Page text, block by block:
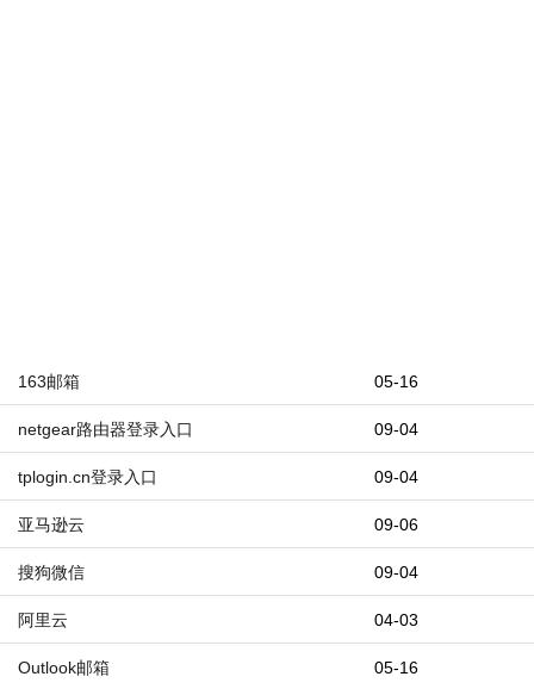
05-16
163邮箱
09-04
netgear路由器登录入口
09-04
tplogin.cn登录入口
09-06
亚马逊云
09-04
搜狗微信
04-03
阿里云
05-16
Outlook邮箱